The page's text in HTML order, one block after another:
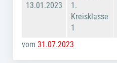
13.01.2023
1.
Kreisklasse
1
vom31.07.2023